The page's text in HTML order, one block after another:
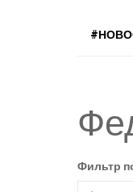
Фильтр